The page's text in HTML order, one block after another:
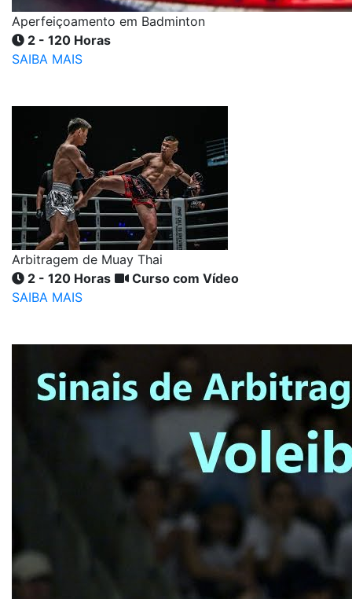
Aperfeiçoamento em Badminton
2 - 120 Horas
SAIBA MAIS
Arbitragem de Muay Thai
2 - 120 Horas
Curso com Vídeo
SAIBA MAIS